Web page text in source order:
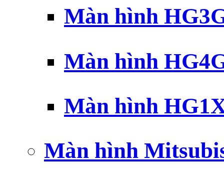
Màn hình
Màn hình
Màn hình
Màn hình